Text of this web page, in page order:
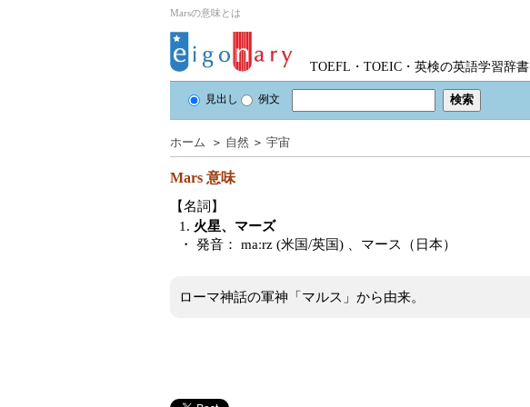
Marsの意味とは
TOEFL・TOEIC・英検の英語学習辞書
見出し 例文
ホーム ＞ 自然 ＞ 宇宙
Mars 意味
【名詞】
1. 火星、マーズ
・ 発音：
maːrz (米国/英国) 、マース（日本）
ローマ神話の軍神「マルス」から由来。